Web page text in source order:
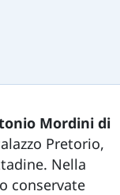
Mordini di
Pretorio,
Nella
conservate